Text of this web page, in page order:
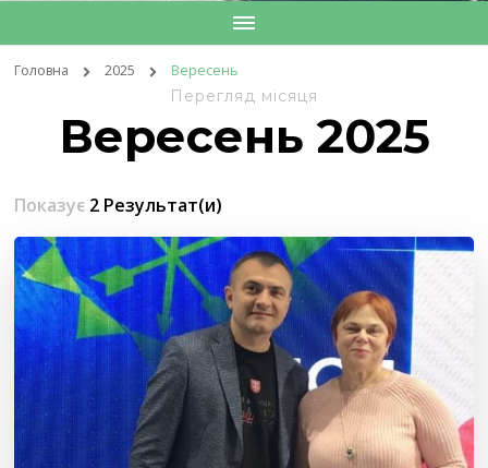
Головна 2025 Вересень
Перегляд місяця
Вересень 2025
Показує 2 Результат(и)